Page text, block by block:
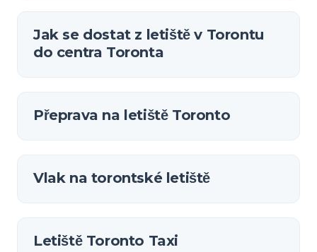
Jak se dostat z letiště v Torontu
do centra Toronta
Přeprava na letiště Toronto
Vlak na torontské letiště
Letiště Toronto Taxi